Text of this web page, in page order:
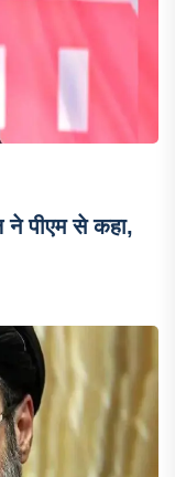
ने पीएम से कहा,